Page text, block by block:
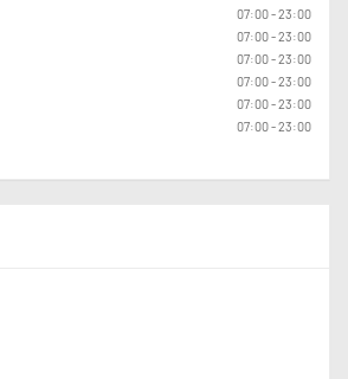
07:00 - 23:00
07:00 - 23:00
07:00 - 23:00
07:00 - 23:00
07:00 - 23:00
07:00 - 23:00